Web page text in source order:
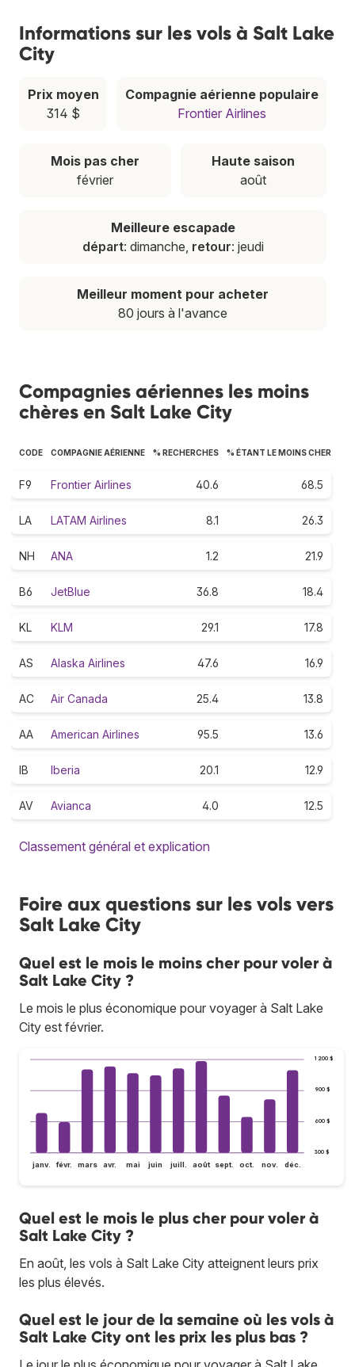
Informations sur les vols à Salt Lake
City
Prix moyen
314 $
Compagnie aérienne populaire
Frontier Airlines
Mois pas cher
février
Haute saison
août
Meilleure escapade
départ: dimanche, retour: jeudi
Meilleur moment pour acheter
80 jours à l'avance
Compagnies aériennes les moins
chères en Salt Lake City
CODE COMPAGNIE AÉRIENNE % RECHERCHES % ÉTANT LE MOINS CHER
F9 Frontier Airlines 40.6 68.5
LA LATAM Airlines 8.1 26.3
NH ANA 1.2 21.9
B6 JetBlue 36.8 18.4
KL KLM 29.1 17.8
AS Alaska Airlines 47.6 16.9
AC Air Canada 25.4 13.8
AA American Airlines 95.5 13.6
IB Iberia 20.1 12.9
AV Avianca 4.0 12.5
Classement général et explication
Foire aux questions sur les vols vers
Salt Lake City
Quel est le mois le moins cher pour voler à
Salt Lake City ?
Le mois le plus économique pour voyager à Salt Lake
City est février.
300 $
600 $
900 $
1 200 $
janv. févr. mars avr. mai juin juill. août sept. oct. nov. déc.
Quel est le mois le plus cher pour voler à
Salt Lake City ?
En août, les vols à Salt Lake City atteignent leurs prix
les plus élevés.
Quel est le jour de la semaine où les vols à
Salt Lake City ont les prix les plus bas ?